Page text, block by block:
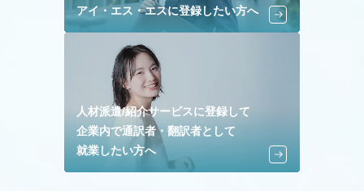
アイ・エス・エスに登録したい方へ
人材派遣/紹介サービスに登録して
企業内で通訳者・翻訳者として
就業したい方へ